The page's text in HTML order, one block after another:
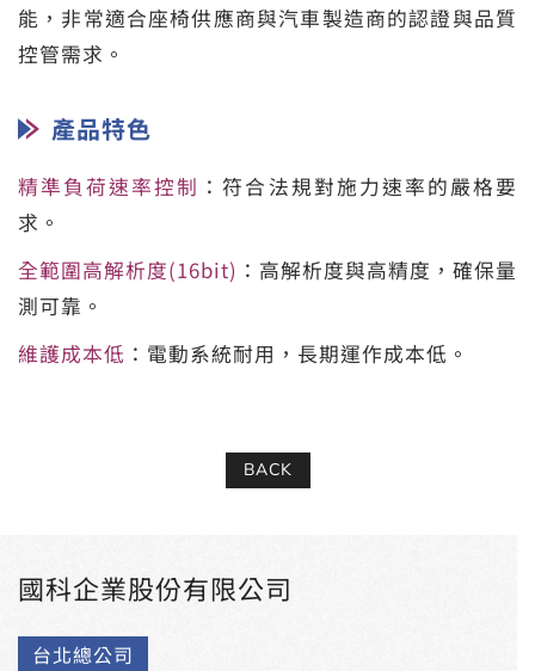
能，非常適合座椅供應商與汽車製造商的認證與品質
控管需求。
產品特色
精準負荷速率控制 ：符合法規對施力速率的嚴格要
求。
全範圍高解析度(16bit) ：高解析度與高精度，確保量
測可靠。
維護成本低 ：電動系統耐用，長期運作成本低。
BACK
國科企業股份有限公司
台北總公司